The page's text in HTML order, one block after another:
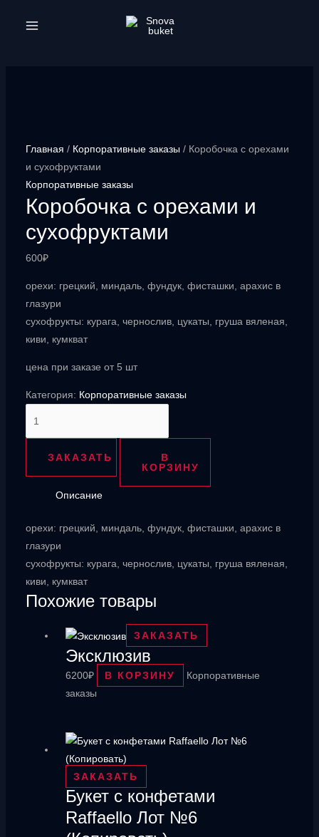
Главная / Корпоративные заказы / Коробочка с орехами
и сухофруктами
Корпоративные заказы
Коробочка с орехами и
сухофруктами
600₽
орехи: грецкий, миндаль, фундук, фисташки, арахис в
глазури
сухофрукты: курага, чернослив, цукаты, груша вяленая,
киви, кумкват
цена при заказе от 5 шт
Категория: Корпоративные заказы
ЗАКАЗАТЬ
В
КОРЗИНУ
Описание
орехи: грецкий, миндаль, фундук, фисташки, арахис в
глазури
сухофрукты: курага, чернослив, цукаты, груша вяленая,
киви, кумкват
Похожие товары
ЗАКАЗАТЬ
Эксклюзив
6200₽ В КОРЗИНУ
Корпоративные
заказы
ЗАКАЗАТЬ
Букет с конфетами
Raffaello Лот №6